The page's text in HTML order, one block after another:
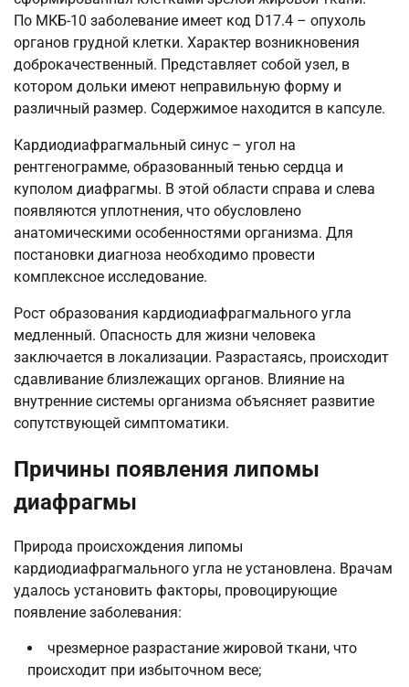
По МКБ-10 заболевание имеет код D17.4 – опухоль
органов грудной клетки. Характер возникновения
доброкачественный. Представляет собой узел, в
котором дольки имеют неправильную форму и
различный размер. Содержимое находится в капсуле.
Кардиодиафрагмальный синус – угол на
рентгенограмме, образованный тенью сердца и
куполом диафрагмы. В этой области справа и слева
появляются уплотнения, что обусловлено
анатомическими особенностями организма. Для
постановки диагноза необходимо провести
комплексное исследование.
Рост образования кардиодиафрагмального угла
медленный. Опасность для жизни человека
заключается в локализации. Разрастаясь, происходит
сдавливание близлежащих органов. Влияние на
внутренние системы организма объясняет развитие
сопутствующей симптоматики.
Причины появления липомы
диафрагмы
Природа происхождения липомы
кардиодиафрагмального угла не установлена. Врачам
удалось установить факторы, провоцирующие
появление заболевания:
чрезмерное разрастание жировой ткани, что
происходит при избыточном весе;